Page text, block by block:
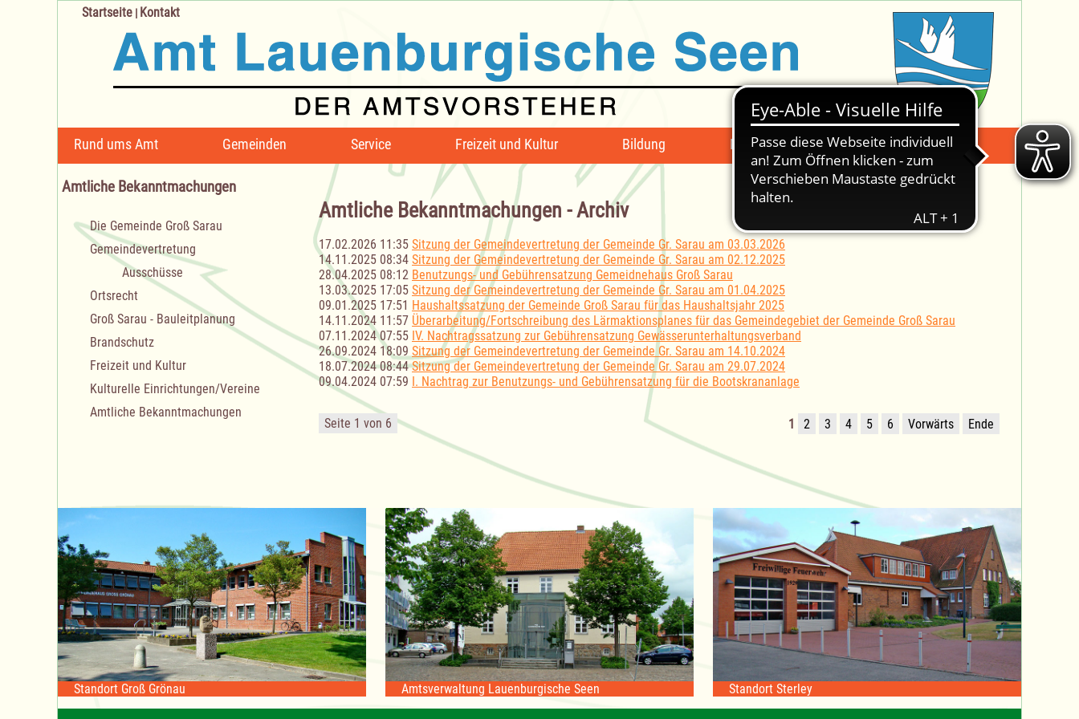
Navigation
überspringen
Rund ums Amt Gemeinden Service Freizeit und Kultur Bildung Mängelmeldung Suche -
Startseite | Kontakt
Amtliche Bekanntmachungen - Archiv
17.02.2026 11:35 Sitzung der Gemeindevertretung der Gemeinde Gr. Sarau am 03.03.2026
14.11.2025 08:34 Sitzung der Gemeindevertretung der Gemeinde Gr. Sarau am 02.12.2025
28.04.2025 08:12 Benutzungs- und Gebührensatzung Gemeidnehaus Groß Sarau
13.03.2025 17:05 Sitzung der Gemeindevertretung der Gemeinde Gr. Sarau am 01.04.2025
09.01.2025 17:51 Haushaltssatzung der Gemeinde Groß Sarau für das Haushaltsjahr 2025
14.11.2024 11:57 Überarbeitung/Fortschreibung des Lärmaktionsplanes für das Gemeindegebiet der Gemeinde Groß Sarau
07.11.2024 07:55 IV. Nachtragssatzung zur Gebührensatzung Gewässerunterhaltungsverband
26.09.2024 18:09 Sitzung der Gemeindevertretung der Gemeinde Gr. Sarau am 14.10.2024
18.07.2024 08:44 Sitzung der Gemeindevertretung der Gemeinde Gr. Sarau am 29.07.2024
09.04.2024 07:59 I. Nachtrag zur Benutzungs- und Gebührensatzung für die Bootskrananlage
Seite 1 von 6 1 2 3 4 5 6 Vorwärts Ende
Amtliche Bekanntmachungen
Navigation
überspringen
Die Gemeinde Groß Sarau
Gemeindevertretung
Ausschüsse
Ortsrecht
Groß Sarau - Bauleitplanung
Brandschutz
Freizeit und Kultur
Kulturelle Einrichtungen/Vereine
Amtliche Bekanntmachungen
Standort Groß Grönau Amtsverwaltung Lauenburgische Seen Standort Sterley